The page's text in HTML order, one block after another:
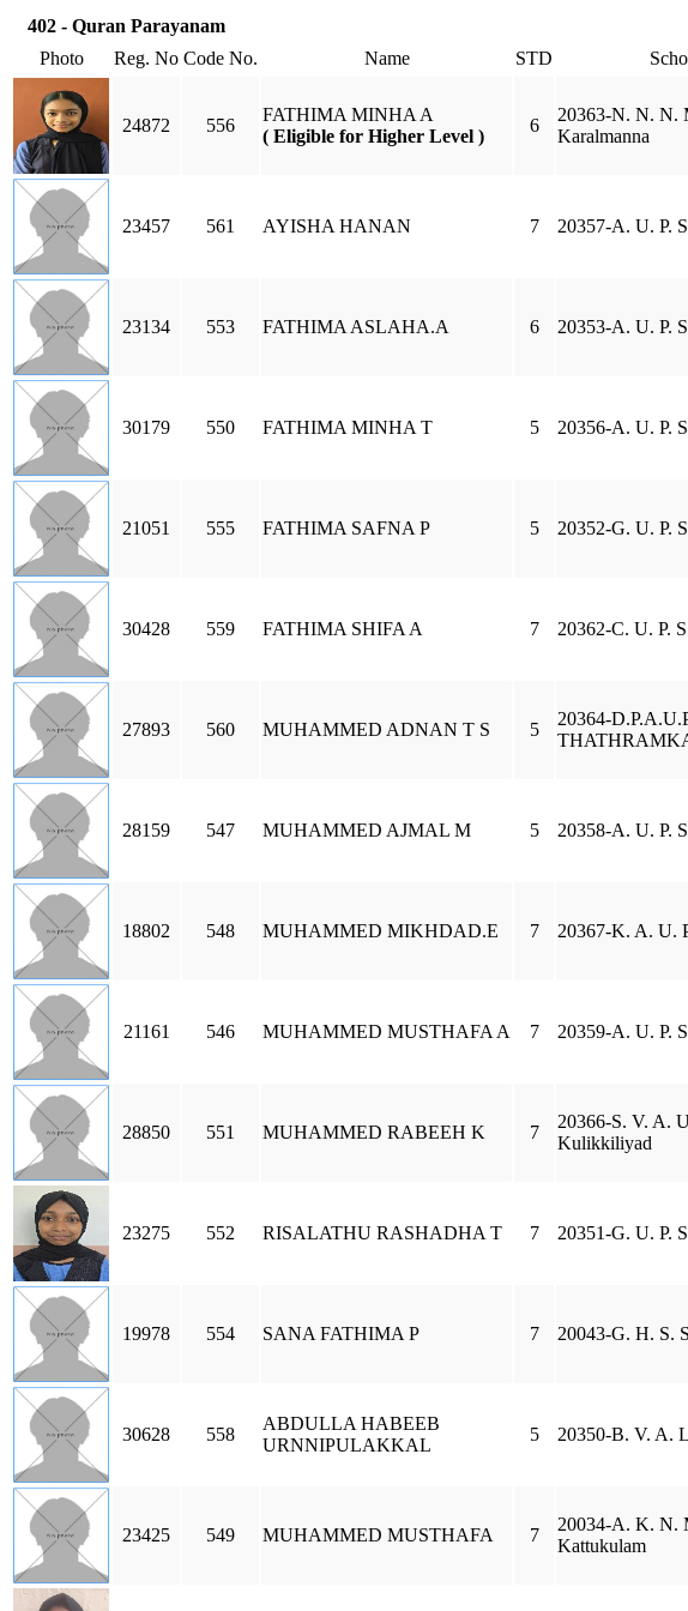
402 - Quran Parayanam
Photo
Reg. No Code No. Name STD
24872 556
FATHIMA MINHA A
( Eligible for Higher Level )
6
20363-N. N. N.
Karalmanna
23457 561 AYISHA HANAN 7 20357-A. U. P.
23134 553 FATHIMA ASLAHA.A 6 20353-A. U. P.
30179 550 FATHIMA MINHA T 5 20356-A. U. P.
21051 555 FATHIMA SAFNA P 5 20352-G. U. P.
30428 559 FATHIMA SHIFA A 7 20362-C. U. P.
27893 560 MUHAMMED ADNAN T S 5
20364-
28159 547 MUHAMMED AJMAL M 5 20358-A. U. P.
18802 548 MUHAMMED MIKHDAD.E 7 20367-K. A. U.
21161 546 MUHAMMED MUSTHAFA A 7 20359-A. U. P.
28850 551 MUHAMMED RABEEH K 7
20366-S. V. A.
Kulikkiliyad
23275 552 RISALATHU RASHADHA T 7 20351-G. U. P.
19978 554 SANA FATHIMA P 7 20043-G. H. S.
30628 558
ABDULLA HABEEB
URNNIPULAKKAL
5 20350-B. V. A.
23425 549 MUHAMMED MUSTHAFA 7
20034-A. K. N.
Kattukulam